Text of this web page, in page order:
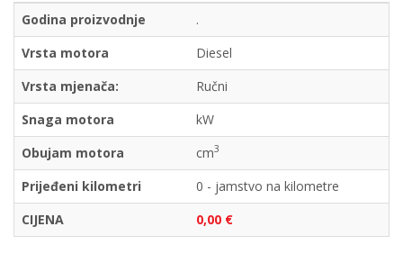
Godina proizvodnje
.
Vrsta motora
Diesel
Vrsta mjenača:
Ručni
Snaga motora
kW
Obujam motora
cm3
Prijeđeni kilometri
0 - jamstvo na kilometre
CIJENA
0,00 €